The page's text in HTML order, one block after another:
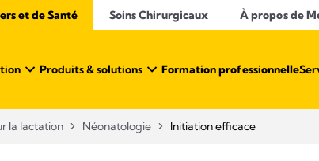
et de Santé Soins Chirurgicaux À propos de
Produits & solutions Formation professionnelle
la lactation Néonatologie Initiation efficace